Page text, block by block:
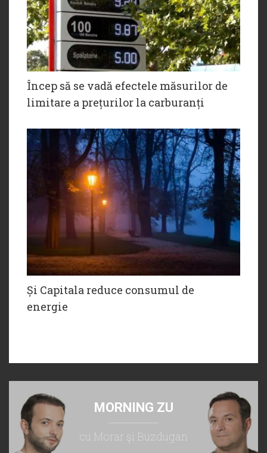
Încep să se vadă efectele măsurilor de
limitare a prețurilor la carburanți
Și Capitala reduce consumul de
energie
MORNING ZU
cu Morar şi Buzdugan